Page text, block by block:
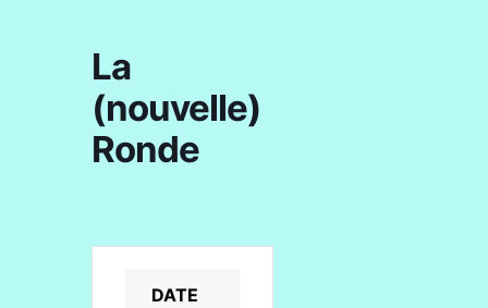
La
(nouvelle)
Ronde
DATE